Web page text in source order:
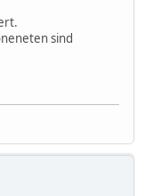
sind